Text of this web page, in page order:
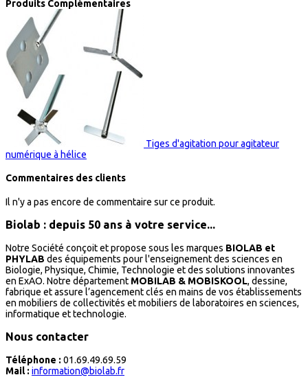
Produits Complémentaires
Tiges d'agitation pour agitateur
numérique à hélice
Commentaires des clients
Il n'y a pas encore de commentaire sur ce produit.
Biolab : depuis 50 ans à votre service...
Notre Société conçoit et propose sous les marques BIOLAB et
PHYLAB des équipements pour l'enseignement des sciences en
Biologie, Physique, Chimie, Technologie et des solutions innovantes
en ExAO. Notre département MOBILAB & MOBISKOOL, dessine,
fabrique et assure l’agencement clés en mains de vos établissements
en mobiliers de collectivités et mobiliers de laboratoires en sciences,
informatique et technologie.
Nous contacter
Téléphone : 01.69.49.69.59
Mail : information@biolab.fr